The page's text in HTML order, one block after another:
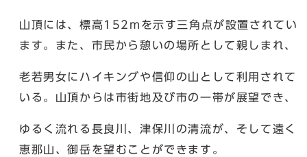
山頂には、標高152mを示す三角点が設置されてい
ます。また、市民から憩いの場所として親しまれ、
老若男女にハイキングや信仰の山として利用されて
いる。山頂からは市街地及び市の一帯が展望でき、
ゆるく流れる長良川、津保川の清流が、そして遠く
恵那山、御岳を望むことができます。